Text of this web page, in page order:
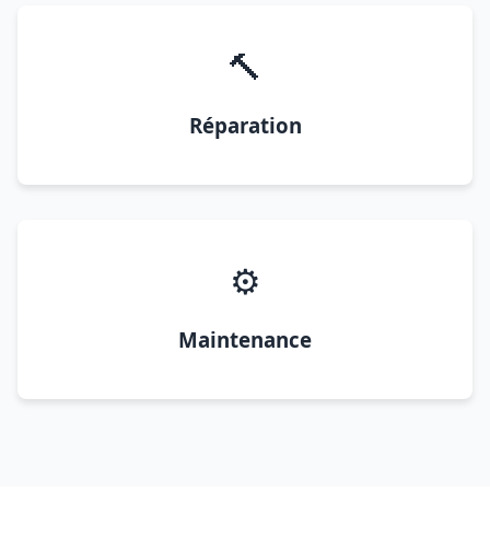
🔨
Réparation
⚙️
Maintenance